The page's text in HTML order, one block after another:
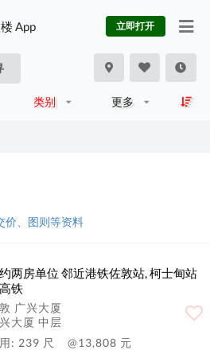
App 立即打开
类别 更多
价、图则等资料
两房单位 邻近港铁佐敦站, 柯士甸站
铁
广兴大厦
大厦 中层
: 239 尺
@13,808 元